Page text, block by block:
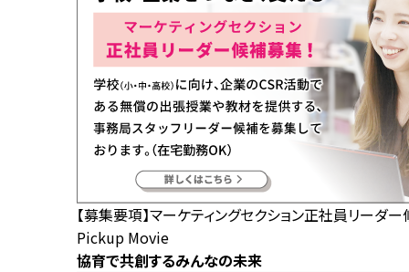
【募集要項】マーケティングセクション正社員リーダ
Pickup Movie
協育で共創するみんなの未来